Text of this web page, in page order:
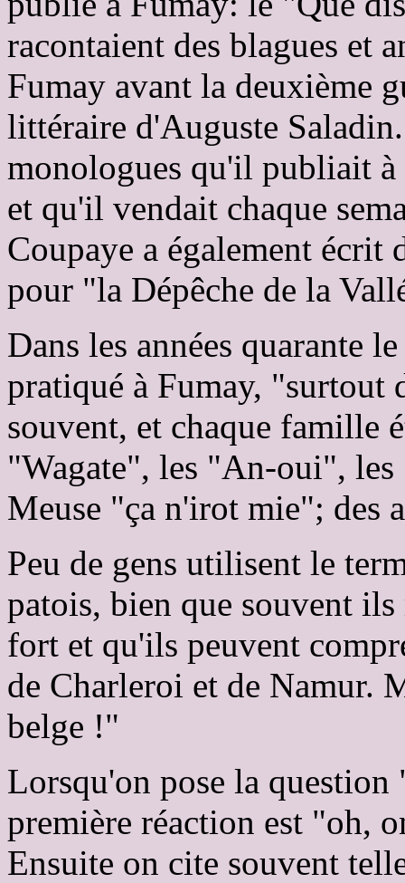
racontaient des blagues et
Fumay avant la deuxième
littéraire d'Auguste
monologues qu'il publiait à
et qu'il vendait chaque
Coupaye a également écrit
pour "la Dépêche de la
Dans les années quarante
pratiqué à Fumay, "surtout
souvent, et chaque famille
"Wagate", les "An-oui",
Meuse "ça n'irot mie"; des
Peu de gens utilisent le
patois, bien que souvent
fort et qu'ils peuvent
de Charleroi et de Namur.
belge !"
Lorsqu'on pose la
première réaction est "oh,
Ensuite on cite souvent